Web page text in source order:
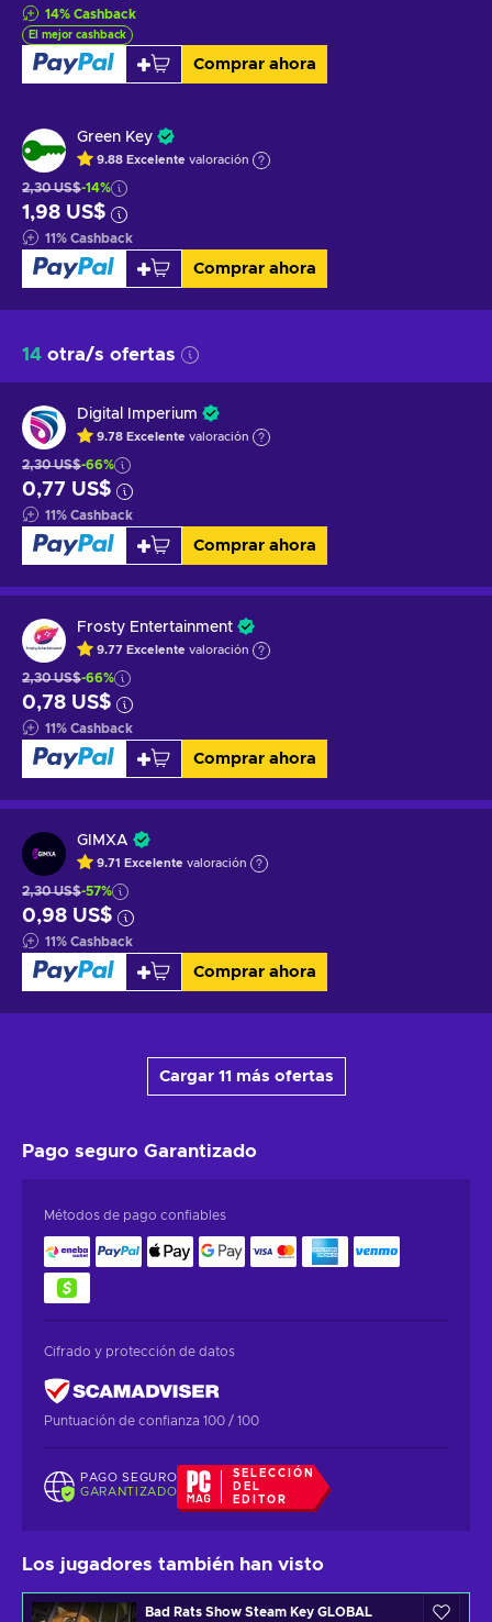
14% Cashback
El mejor cashback
Comprar ahora
Green Key
9.88 Excelente valoración
2,30 US$-14%
1,98 US$
11% Cashback
Comprar ahora
14 otra/s ofertas
Digital Imperium
9.78 Excelente valoración
2,30 US$-66%
0,77 US$
11% Cashback
Comprar ahora
Frosty Entertainment
9.77 Excelente valoración
2,30 US$-66%
0,78 US$
11% Cashback
Comprar ahora
GIMXA
9.71 Excelente valoración
2,30 US$-57%
0,98 US$
11% Cashback
Comprar ahora
Cargar 11 más ofertas
Pago seguro Garantizado
Métodos de pago confiables
Cifrado y protección de datos
Puntuación de confianza 100 / 100
PAGO SEGURO
GARANTIZADO
SELECCIÓN
DEL
EDITOR
Los jugadores también han visto
Bad Rats Show Steam Key GLOBAL